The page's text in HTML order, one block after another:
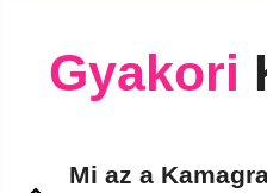
Gyakori
Mi az a